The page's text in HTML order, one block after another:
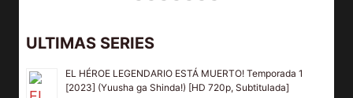
ULTIMAS SERIES
EL HÉROE LEGENDARIO ESTÁ MUERTO! Temporada 1
[2023] (Yuusha ga Shinda!) [HD 720p, Subtitulada]